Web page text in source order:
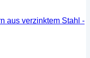
aus verzinktem Stahl -